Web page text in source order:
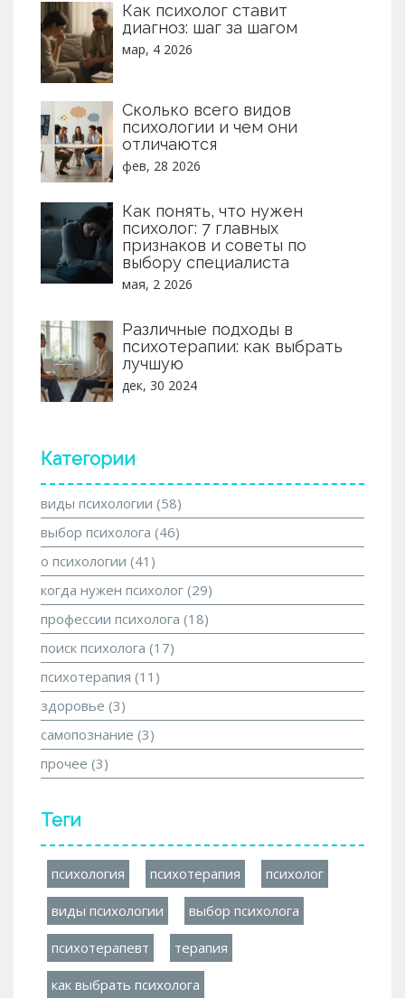
области.
Как психолог ставит
диагноз: шаг за шагом
мар, 4 2026
Сколько всего видов
психологии и чем они
отличаются
фев, 28 2026
Как понять, что нужен
психолог: 7 главных
признаков и советы по
выбору специалиста
мая, 2 2026
Различные подходы в
психотерапии: как выбрать
лучшую
дек, 30 2024
Категории
виды психологии (58)
выбор психолога (46)
о психологии (41)
когда нужен психолог (29)
профессии психолога (18)
поиск психолога (17)
психотерапия (11)
здоровье (3)
самопознание (3)
прочее (3)
Теги
психология психотерапия психолог
виды психологии выбор психолога
психотерапевт терапия
как выбрать психолога